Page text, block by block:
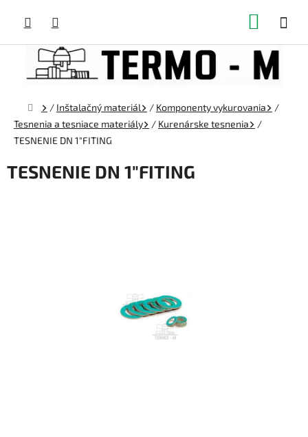
obsah
Domov
/ Inštalačný materiál / Komponenty vykurovania
/
Tesnenia a tesniace materiály
/ Kurenárske tesnenia
/
TESNENIE DN 1"FITING
TESNENIE DN 1"FITING